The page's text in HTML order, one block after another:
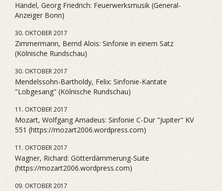
Händel, Georg Friedrich: Feuerwerksmusik (General-
Anzeiger Bonn)
30. OKTOBER 2017
Zimmermann, Bernd Alois: Sinfonie in einem Satz
(Kölnische Rundschau)
30. OKTOBER 2017
Mendelssohn-Bartholdy, Felix: Sinfonie-Kantate
"Lobgesang" (Kölnische Rundschau)
11. OKTOBER 2017
Mozart, Wolfgang Amadeus: Sinfonie C-Dur "Jupiter" KV
551 (https://mozart2006.wordpress.com)
11. OKTOBER 2017
Wagner, Richard: Götterdämmerung-Suite
(https://mozart2006.wordpress.com)
09. OKTOBER 2017